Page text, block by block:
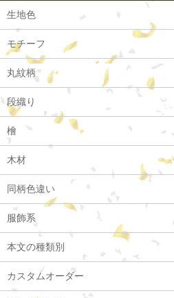
生地色
モチーフ
丸紋柄
段織り
檜
木材
同柄色違い
服飾系
本文の種類別
カスタムオーダー